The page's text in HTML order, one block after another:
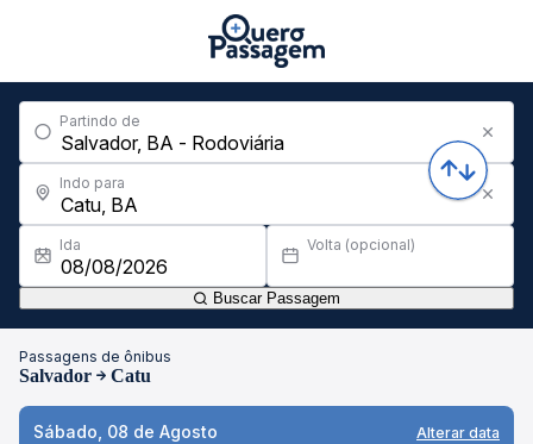
Partindo de
Indo para
Ida Volta (opcional)
Buscar Passagem
Passagens de ônibus
Salvador Catu
Sábado, 08 de Agosto Alterar data